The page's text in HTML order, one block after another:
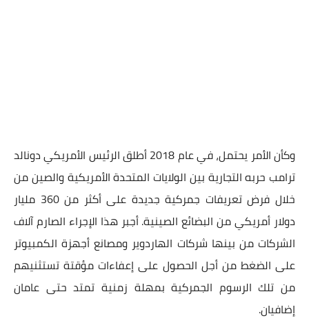
وكأن الأمر يحتمل، في عام 2018 أطلق الرئيس الأمريكي دونالد
ترامب حربه التجارية بين الولايات المتحدة الأمريكية والصين من
خلال فرض تعريفات جمركية جديدة على أكثر من 360 مليار
دولار أمريكي من البضائع الصينية. أجبر هذا الإجراء الصارم آلاف
الشركات من بينها شركات الهاردوير ومصانع أجهزة الكمبيوتر
على الضغط من أجل الحصول على إعفاءات مؤقتة تستثنيهم
من تلك الرسوم الجمركية بمهلة زمنية تمتد حتى عامان
إضافيان.